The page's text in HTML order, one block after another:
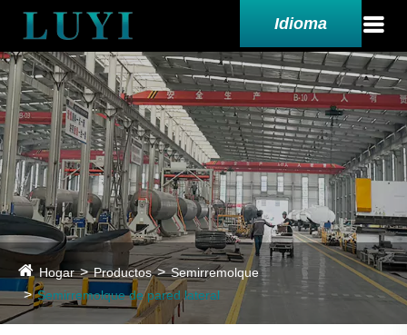
Idioma
Hogar Productos
Semirremolque
Semirremolque de pared lateral